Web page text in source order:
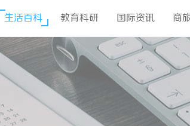
生活百科 教育科研 国际资讯 商